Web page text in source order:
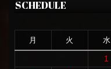
SCHEDULE
月 火 水
1